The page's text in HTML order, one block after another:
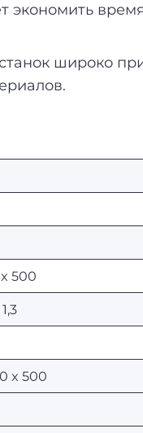
экономить
широко
500
x 500